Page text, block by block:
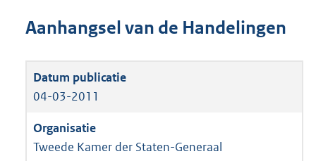
Aanhangsel van de Handelingen
04-03-2011
Tweede Kamer der Staten-Generaal